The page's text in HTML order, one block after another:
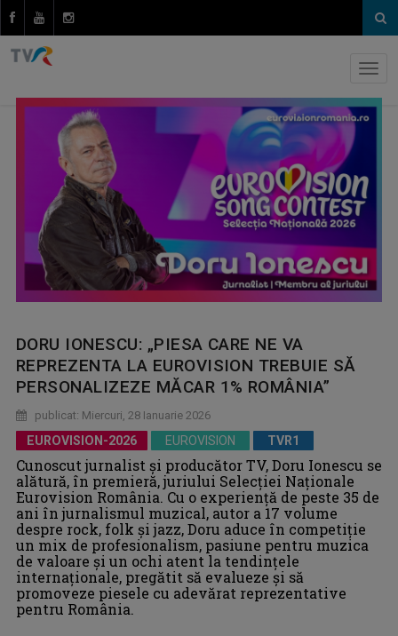
DORU IONESCU: „PIESA CARE NE VA
REPREZENTA LA EUROVISION TREBUIE SĂ
PERSONALIZEZE MĂCAR 1% ROMÂNIA”
publicat: Miercuri, 28 Ianuarie 2026
EUROVISION-2026 EUROVISION TVR1
Cunoscut jurnalist și producător TV, Doru Ionescu se
alătură, în premieră, juriului Selecției Naționale
Eurovision România. Cu o experiență de peste 35 de
ani în jurnalismul muzical, autor a 17 volume
despre rock, folk și jazz, Doru aduce în competiție
un mix de profesionalism, pasiune pentru muzica
de valoare și un ochi atent la tendințele
internaționale, pregătit să evalueze și să
promoveze piesele cu adevărat reprezentative
pentru România.